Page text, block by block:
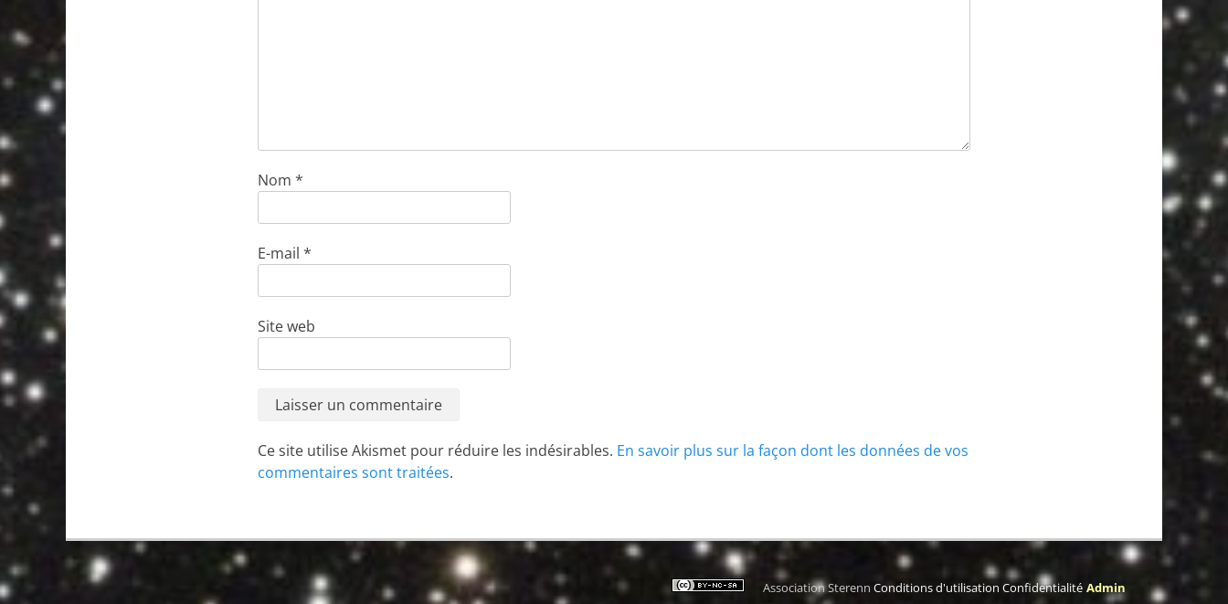
Nom *
E-mail *
Site web
Ce site utilise Akismet pour réduire les indésirables. En savoir plus sur la façon dont les données de vos
commentaires sont traitées.
Association Sterenn Conditions d'utilisation Confidentialité Admin